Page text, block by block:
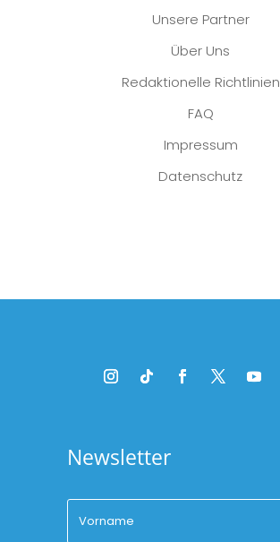
Unsere Partner
Über Uns
Redaktionelle Richtlinien
FAQ
Impressum
Datenschutz
Newsletter